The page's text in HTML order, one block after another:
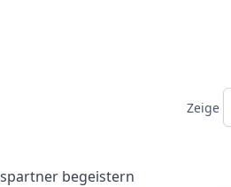
Zeige
begeistern